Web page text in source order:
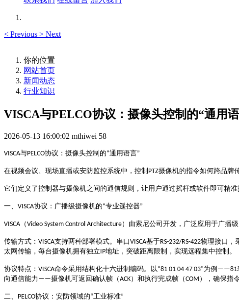
< Previous > Next
你的位置
网站首页
新闻动态
行业知识
VISCA与PELCO协议：摄像头控制的“通用
2026-05-13 16:00:02 mthiwei 58
VISCA与PELCO协议：摄像头控制的“通用语言”
在视频会议、现场直播或安防监控系统中，控制 PTZ摄像机的指令如何跨品牌
它们定义了控制器与摄像机之间的通信规则，让用户通过摇杆或软件即可精准
一、 VISCA协议：广播级摄像机的“专业遥控器”
VISCA （Video System Control Architecture）由索尼公司开发，广泛应用于广播级
传输方式： VISCA支持两种部署模式。串口 VISCA基于RS-232/RS-422物理接口，
太网传输，每台摄像机拥有独立 IP地址，突破距离限制，实现远程集中控制 。
协议特点： VISCA命令采用结构化十六进制编码。以 “81 01 04 47 03”为例 ——81
向通信能力 ——摄像机可返回确认帧（ACK）和执行完成帧（COM ），确保指
二、 PELCO协议：安防领域的“工业标准”